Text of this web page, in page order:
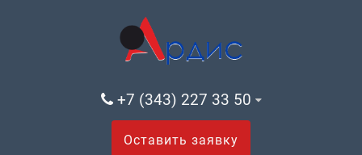
+7 (343) 227 33 50
Оставить заявку